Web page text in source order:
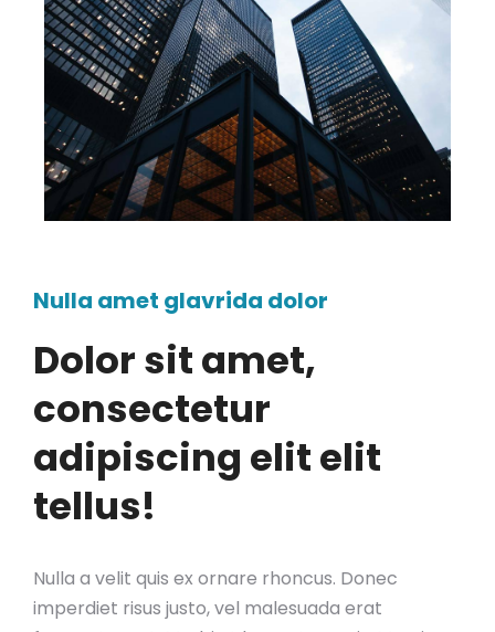
Nulla amet glavrida dolor
Dolor sit amet,
consectetur
adipiscing elit elit
tellus!
Nulla a velit quis ex ornare rhoncus. Donec
imperdiet risus justo, vel malesuada erat